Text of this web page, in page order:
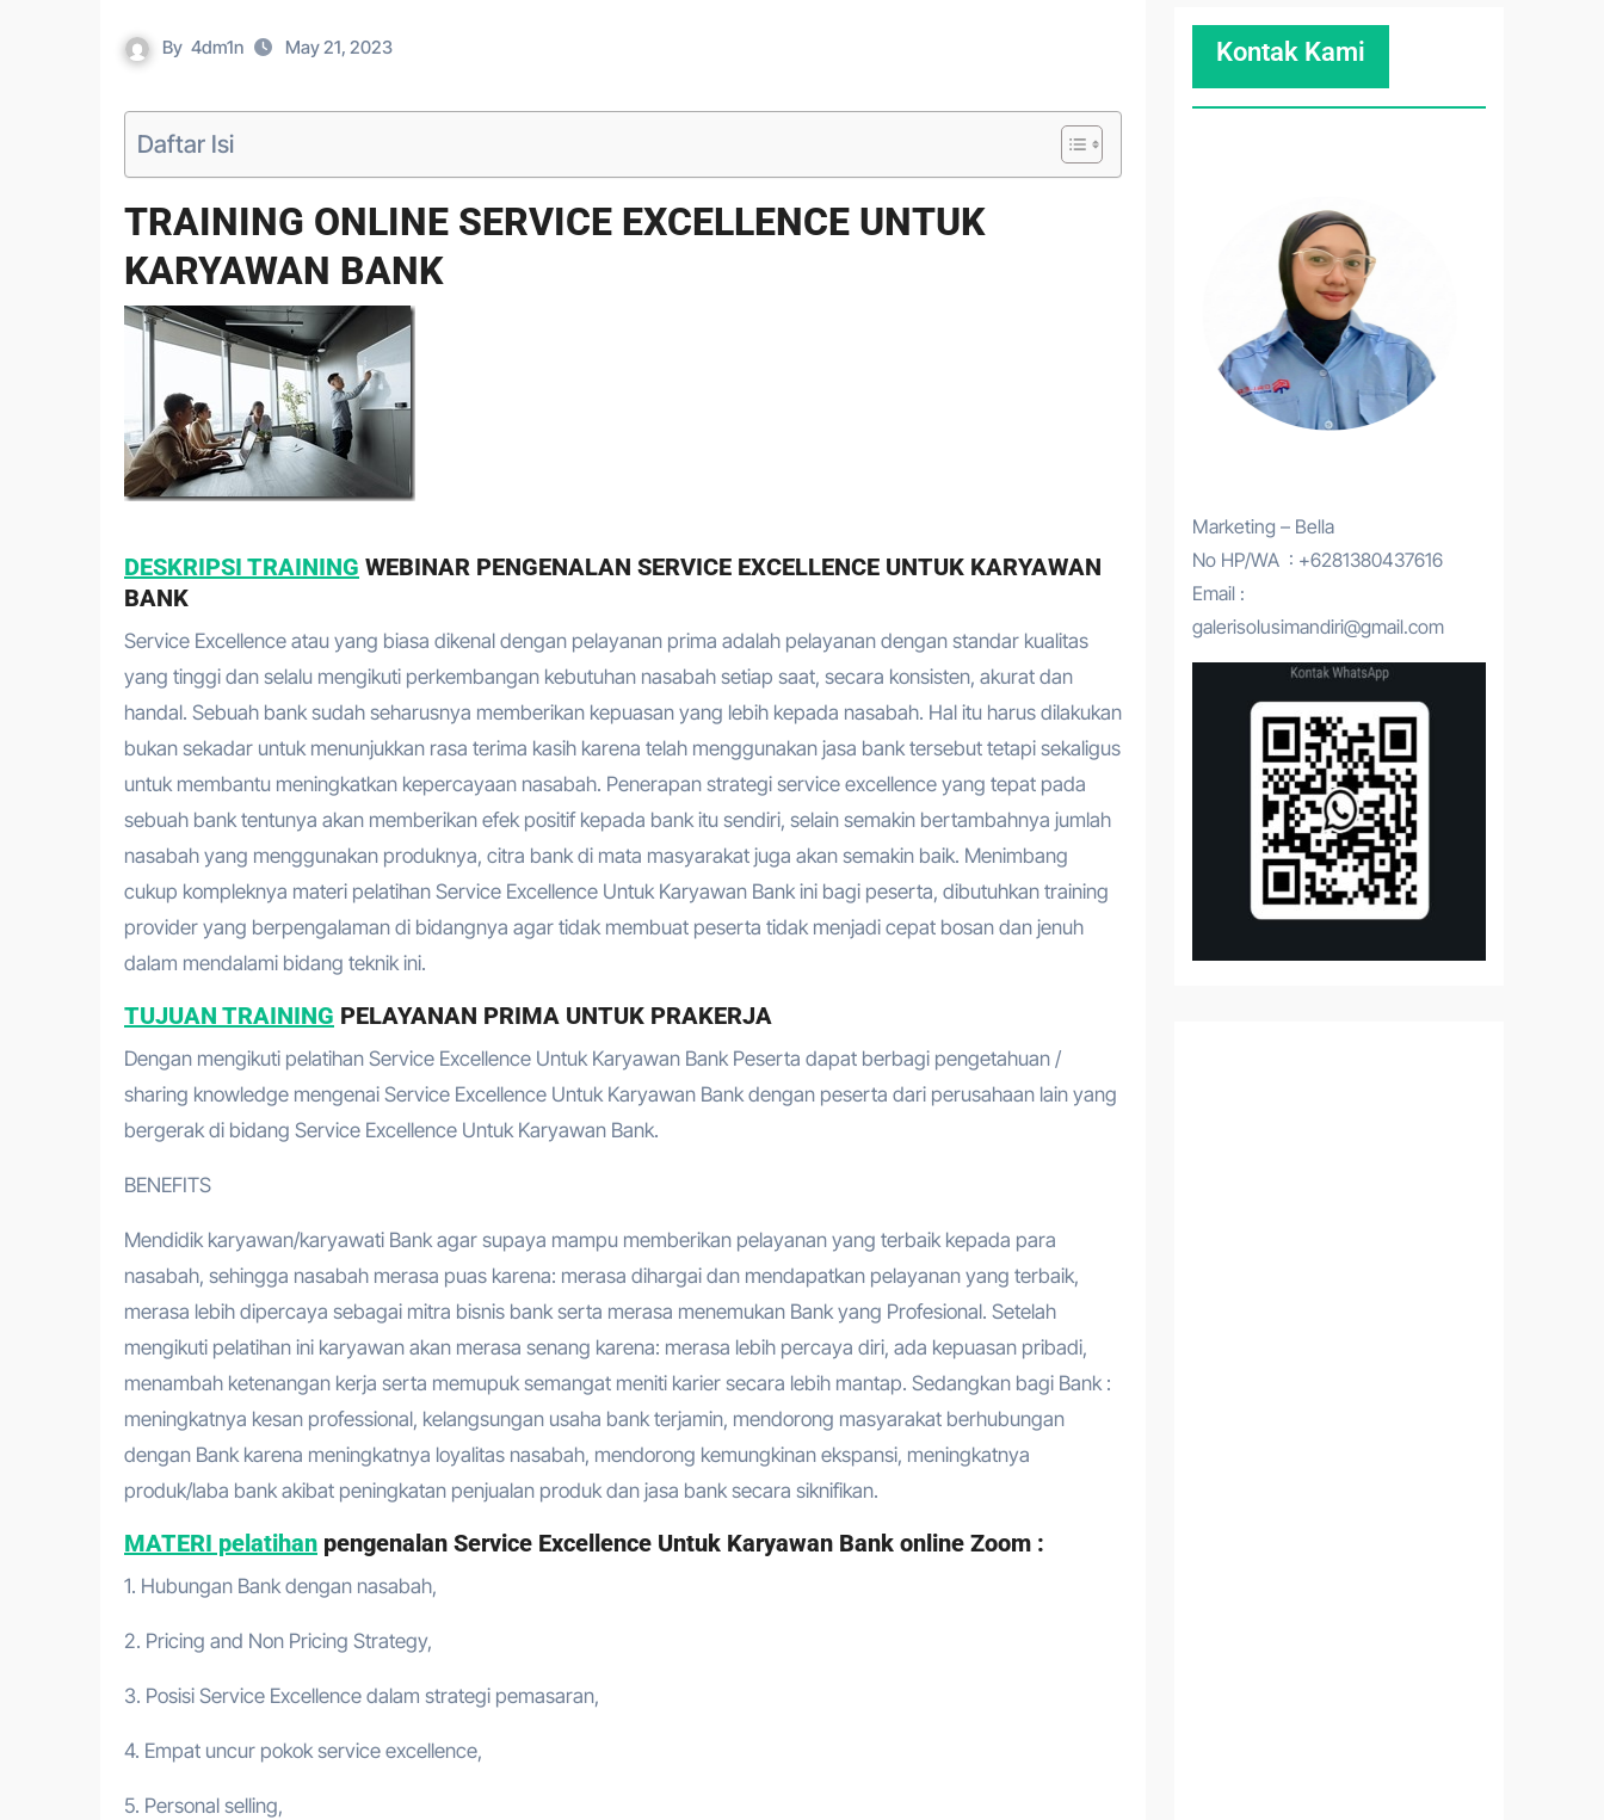
By 4dm1n May 21, 2023
Daftar Isi
TRAINING ONLINE SERVICE EXCELLENCE UNTUK
KARYAWAN BANK
DESKRIPSI TRAINING WEBINAR PENGENALAN SERVICE EXCELLENCE UNTUK KARYAWAN
BANK
Service Excellence atau yang biasa dikenal dengan pelayanan prima adalah pelayanan dengan standar kualitas
yang tinggi dan selalu mengikuti perkembangan kebutuhan nasabah setiap saat, secara konsisten, akurat dan
handal. Sebuah bank sudah seharusnya memberikan kepuasan yang lebih kepada nasabah. Hal itu harus dilakukan
bukan sekadar untuk menunjukkan rasa terima kasih karena telah menggunakan jasa bank tersebut tetapi sekaligus
untuk membantu meningkatkan kepercayaan nasabah. Penerapan strategi service excellence yang tepat pada
sebuah bank tentunya akan memberikan efek positif kepada bank itu sendiri, selain semakin bertambahnya jumlah
nasabah yang menggunakan produknya, citra bank di mata masyarakat juga akan semakin baik. Menimbang
cukup kompleknya materi pelatihan Service Excellence Untuk Karyawan Bank ini bagi peserta, dibutuhkan training
provider yang berpengalaman di bidangnya agar tidak membuat peserta tidak menjadi cepat bosan dan jenuh
dalam mendalami bidang teknik ini.
TUJUAN TRAINING PELAYANAN PRIMA UNTUK PRAKERJA
Dengan mengikuti pelatihan Service Excellence Untuk Karyawan Bank Peserta dapat berbagi pengetahuan /
sharing knowledge mengenai Service Excellence Untuk Karyawan Bank dengan peserta dari perusahaan lain yang
bergerak di bidang Service Excellence Untuk Karyawan Bank.
BENEFITS
Mendidik karyawan/karyawati Bank agar supaya mampu memberikan pelayanan yang terbaik kepada para
nasabah, sehingga nasabah merasa puas karena: merasa dihargai dan mendapatkan pelayanan yang terbaik,
merasa lebih dipercaya sebagai mitra bisnis bank serta merasa menemukan Bank yang Profesional. Setelah
mengikuti pelatihan ini karyawan akan merasa senang karena: merasa lebih percaya diri, ada kepuasan pribadi,
menambah ketenangan kerja serta memupuk semangat meniti karier secara lebih mantap. Sedangkan bagi Bank :
meningkatnya kesan professional, kelangsungan usaha bank terjamin, mendorong masyarakat berhubungan
dengan Bank karena meningkatnya loyalitas nasabah, mendorong kemungkinan ekspansi, meningkatnya
produk/laba bank akibat peningkatan penjualan produk dan jasa bank secara siknifikan.
MATERI pelatihan pengenalan Service Excellence Untuk Karyawan Bank online Zoom :
1. Hubungan Bank dengan nasabah,
2. Pricing and Non Pricing Strategy,
3. Posisi Service Excellence dalam strategi pemasaran,
4. Empat uncur pokok service excellence,
5. Personal selling,
Kontak Kami
Marketing – Bella
No HP/WA : +6281380437616
Email :
galerisolusimandiri@gmail.com